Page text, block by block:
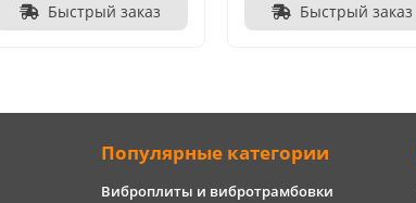
Быстрый заказ Быстрый заказ
Популярные категории
Виброплиты и вибротрамбовки